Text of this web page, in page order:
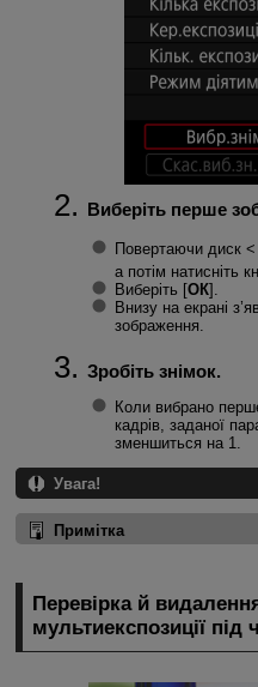
Виберіть перше
Повертаючи диск
а потім натисніть
Виберіть [ОК].
Внизу на екрані
зображення.
Зробіть знімок.
Коли вибрано
кадрів, заданої
зменшиться на 1.
Увага!
Примітка
Перевірка й
мультиекспозиції під